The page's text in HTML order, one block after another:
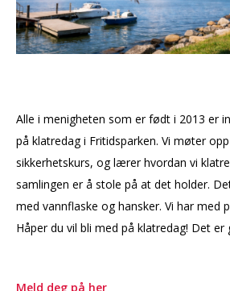
Alle i menigheten som er født i 2013 er
på klatredag i Fritidsparken. Vi møter
sikkerhetskurs, og lærer hvordan vi
samlingen er å stole på at det holder.
med vannflaske og hansker. Vi har med
Håper du vil bli med på klatredag! Det
Meld deg på her